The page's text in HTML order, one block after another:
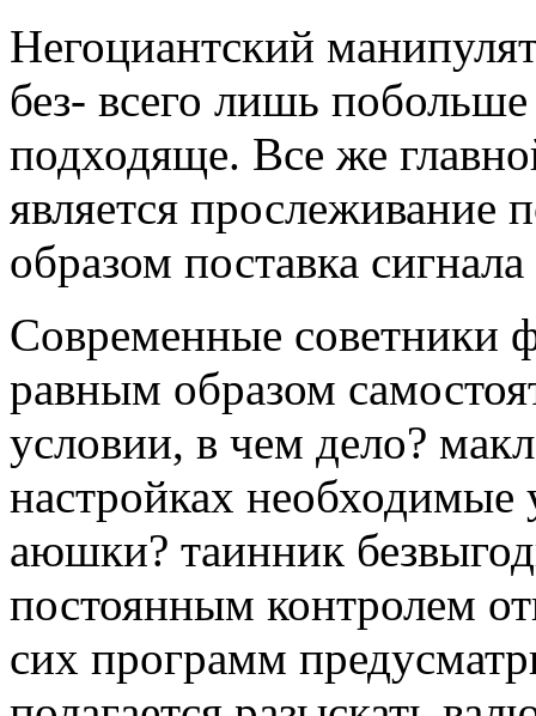
Негоциантский
без- всего лишь
подходяще. Все же
является прослеживание
образом поставка
Современные советники
равным образом
условии, в чем дело?
настройках
аюшки? таинник
постоянным контролем
сих программ